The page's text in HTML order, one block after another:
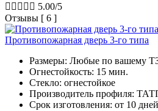
     5.00/5
Отзывы [ 6 ]
Противопожарная дверь 3-го типа
Размеры: Любые по вашему
Огнестойкость: 15 мин.
Стекло: огнестойкое
Производитель профиля:
Срок изготовления: от 10 дней